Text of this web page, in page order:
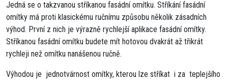
Jedná se o takzvanou stříkanou fasádní omítku. Stříkání fasádní
omítky má proti klasickému ručnímu způsobu několik zásadních
výhod. První z nich je výrazně rychlejší aplikace fasádní omítky.
Stříkanou fasádní omítku budete mít hotovou dvakrát až třikrát
rychleji než omítku nanášenou ručně.
Výhodou je jednotvárnost omítky, kterou lze stříkat i za teplejšího